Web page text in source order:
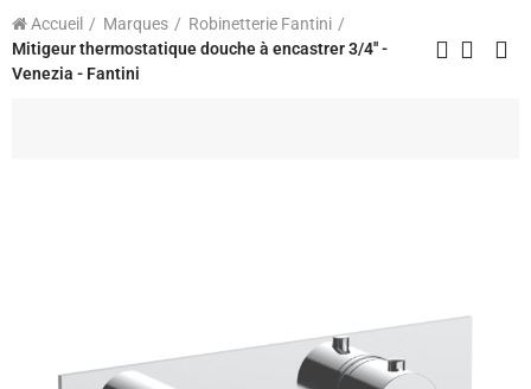
Accueil Marques
Robinetterie Fantini
Mitigeur thermostatique douche à encastrer 3/4'' -
Venezia - Fantini